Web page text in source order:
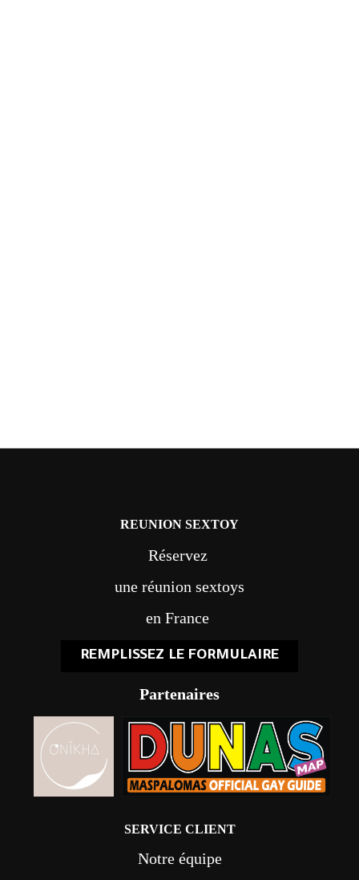
REUNION SEXTOY
Réservez
une réunion sextoys
en France
REMPLISSEZ LE FORMULAIRE
Partenaires
SERVICE CLIENT
Notre équipe